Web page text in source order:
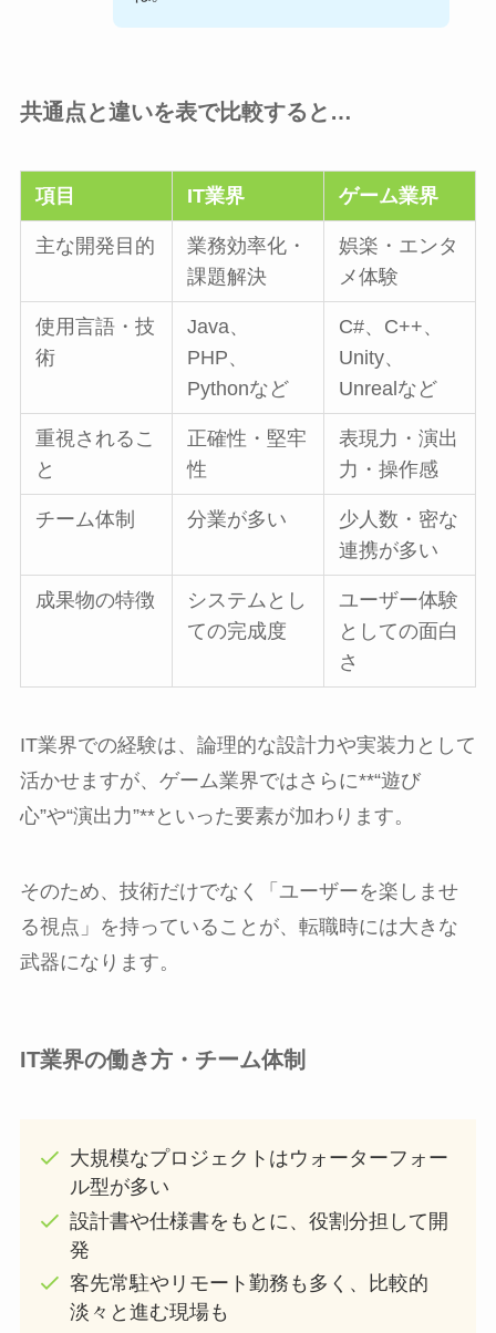
共通点と違いを表で比較すると…
項目 IT業界 ゲーム業界
主な開発目的
業務効率化・
課題解決
娯楽・エンタ
メ体験
使用言語・技
術
Java、
PHP、
Pythonなど
C#、C++、
Unity、
Unrealなど
重視されるこ
と
正確性・堅牢
性
表現力・演出
力・操作感
チーム体制 分業が多い
少人数・密な
連携が多い
成果物の特徴
システムとし
ての完成度
ユーザー体験
としての面白
さ
IT業界での経験は、論理的な設計力や実装力として
活かせますが、ゲーム業界ではさらに**“遊び
心”や“演出力”**といった要素が加わります。
そのため、技術だけでなく「ユーザーを楽しませ
る視点」を持っていることが、転職時には大きな
武器になります。
IT業界の働き方・チーム体制
大規模なプロジェクトはウォーターフォー
ル型が多い
設計書や仕様書をもとに、役割分担して開
発
客先常駐やリモート勤務も多く、比較的
淡々と進む現場も